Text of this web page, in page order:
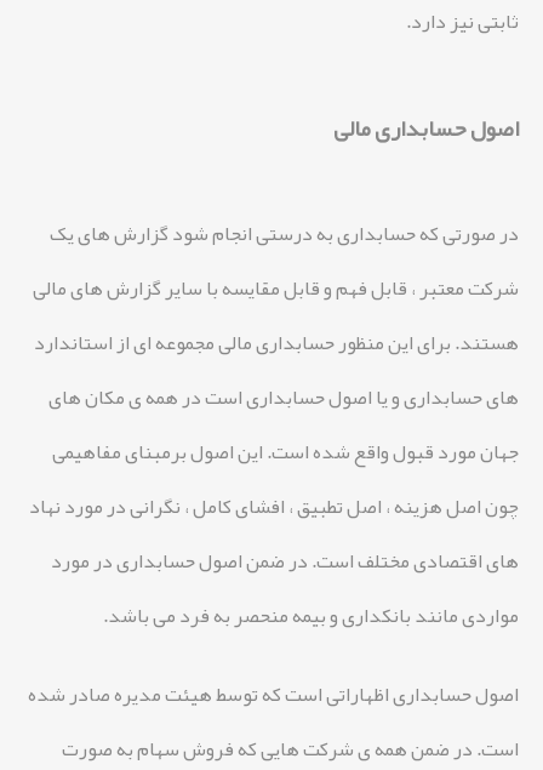
ثابتی نیز دارد.
اصول حسابداری مالی
در صورتی که حسابداری به درستی انجام شود گزارش های یک
شرکت معتبر ، قابل فهم و قابل مقایسه با سایر گزارش های مالی
هستند. برای این منظور حسابداری مالی مجموعه ای از استاندارد
های حسابداری و یا اصول حسابداری است در همه ی مکان های
جهان مورد قبول واقع شده است. این اصول برمبنای مفاهیمی
چون اصل هزینه ، اصل تطبیق ، افشای کامل ، نگرانی در مورد نهاد
های اقتصادی مختلف است. در ضمن اصول حسابداری در مورد
مواردی مانند بانکداری و بیمه منحصر به فرد می باشد.
اصول حسابداری اظهاراتی است که توسط هیئت مدیره صادر شده
است. در ضمن همه ی شرکت هایی که فروش سهام به صورت